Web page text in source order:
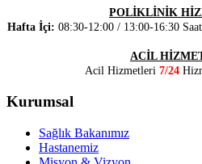
POLİKLİNİK
Hafta İçi: 08:30-12:00 / 13:00-16:30
ACİL
Acil Hizmetleri 7/24
Kurumsal
Sağlık Bakanımız
Hastanemiz